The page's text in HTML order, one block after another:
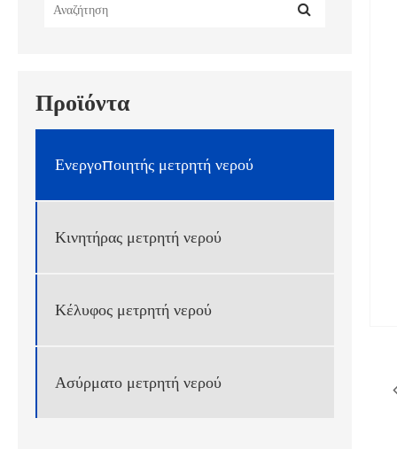
Προϊόντα
Ενεργοποιητής μετρητή νερού
Κινητήρας μετρητή νερού
Κέλυφος μετρητή νερού
Ασύρματο μετρητή νερού